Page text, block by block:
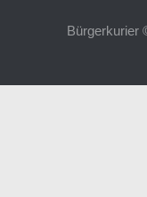
Bürgerkurier